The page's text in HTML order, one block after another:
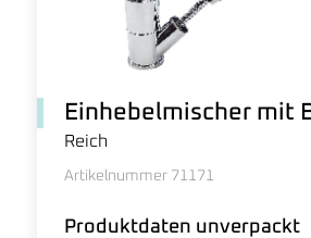
Einhebelmischer mit
Reich
Artikelnummer 71171
Produktdaten unverpackt